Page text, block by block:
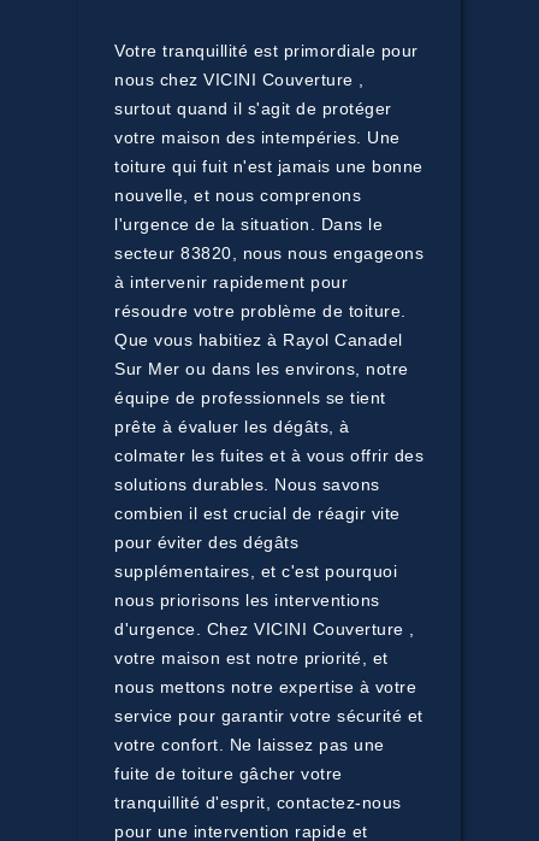
Votre tranquillité est primordiale pour
nous chez VICINI Couverture ,
surtout quand il s'agit de protéger
votre maison des intempéries. Une
toiture qui fuit n'est jamais une bonne
nouvelle, et nous comprenons
l'urgence de la situation. Dans le
secteur 83820, nous nous engageons
à intervenir rapidement pour
résoudre votre problème de toiture.
Que vous habitiez à Rayol Canadel
Sur Mer ou dans les environs, notre
équipe de professionnels se tient
prête à évaluer les dégâts, à
colmater les fuites et à vous offrir des
solutions durables. Nous savons
combien il est crucial de réagir vite
pour éviter des dégâts
supplémentaires, et c'est pourquoi
nous priorisons les interventions
d'urgence. Chez VICINI Couverture ,
votre maison est notre priorité, et
nous mettons notre expertise à votre
service pour garantir votre sécurité et
votre confort. Ne laissez pas une
fuite de toiture gâcher votre
tranquillité d'esprit, contactez-nous
pour une intervention rapide et